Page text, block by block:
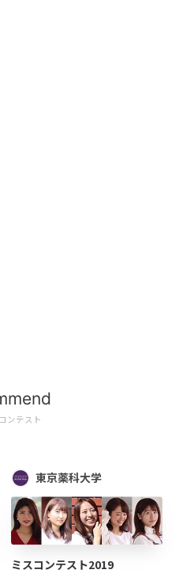
ンテスト
東京薬科大学
ミスコンテスト2019